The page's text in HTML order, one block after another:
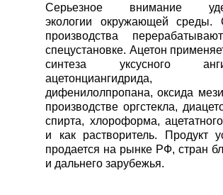
Серьезное внимание
экологии окружающей среды.
производства
спецустановке. Ацетон
синтеза уксусного
ацетонциангидрида,
дифенилолпропана, оксида
производстве оргстекла,
спирта, хлороформа,
и как растворитель. Продукт
продается на рынке РФ, стран
и дальнего зарубежья.